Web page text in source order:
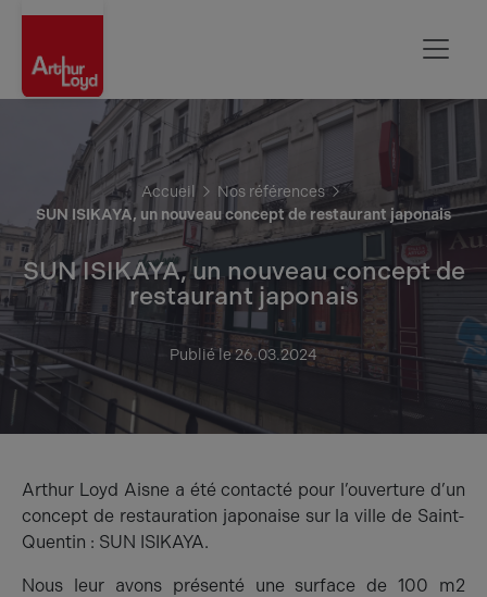
Accueil
Nos références
SUN ISIKAYA, un nouveau concept de restaurant japonais
SUN ISIKAYA, un nouveau concept de
restaurant japonais
Publié le 26.03.2024
Arthur Loyd Aisne a été contacté pour l’ouverture d’un
concept de restauration japonaise sur la ville de Saint-
Quentin : SUN ISIKAYA.
Nous leur avons présenté une surface de 100 m2